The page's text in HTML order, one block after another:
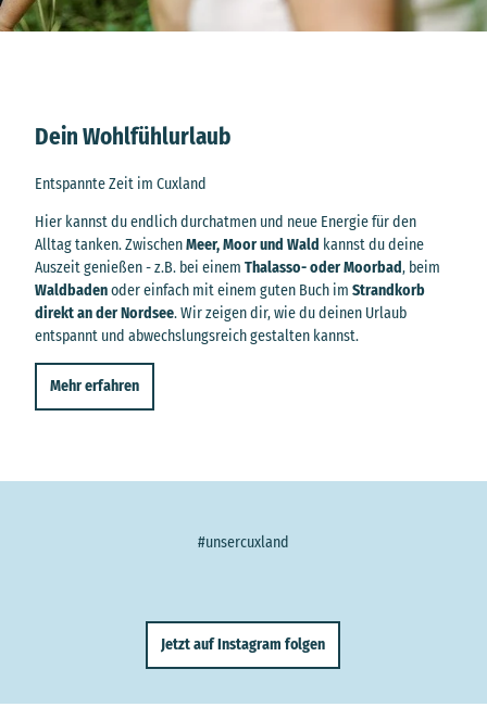
Dein Wohlfühlurlaub
Entspannte Zeit im Cuxland
Hier kannst du endlich durchatmen und neue Energie für den
Alltag tanken. ZwischenMeer, Moor und Wald kannst du deine
Auszeit genießen - z.B. bei einem Thalasso- oder Moorbad, beim
Waldbadenoder einfach mit einem guten Buch im Strandkorb
direkt an der Nordsee. Wir zeigen dir, wie du deinen Urlaub
entspannt und abwechslungsreich gestalten kannst.
Mehr erfahren
#unsercuxland
Jetzt auf Instagram folgen